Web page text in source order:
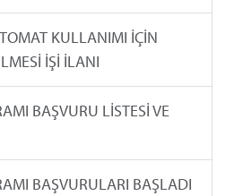
KULLANIMI İÇİN
İŞİ İLANI
BAŞVURU LİSTESİ VE
BAŞVURULARI BAŞLADI